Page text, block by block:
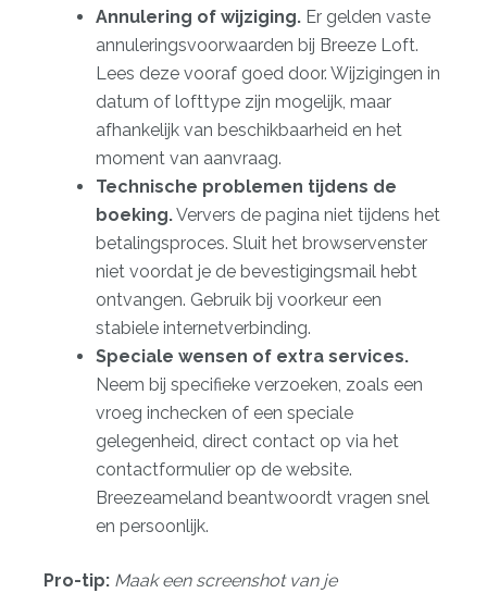
Annulering of wijziging. Er gelden vaste
annuleringsvoorwaarden bij Breeze Loft.
Lees deze vooraf goed door. Wijzigingen in
datum of lofttype zijn mogelijk, maar
afhankelijk van beschikbaarheid en het
moment van aanvraag.
Technische problemen tijdens de
boeking.Ververs de pagina niet tijdens het
betalingsproces. Sluit het browservenster
niet voordat je de bevestigingsmail hebt
ontvangen. Gebruik bij voorkeur een
stabiele internetverbinding.
Speciale wensen of extra services.
Neem bij specifieke verzoeken, zoals een
vroeg inchecken of een speciale
gelegenheid, direct contact op via het
contactformulier op de website.
Breezeameland beantwoordt vragen snel
en persoonlijk.
Pro-tip: Maak een screenshot van je